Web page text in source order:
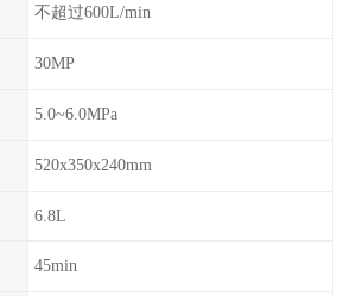
不超过600L/min
30MP
5.0~6.0MPa
520x350x240mm
6.8L
45min